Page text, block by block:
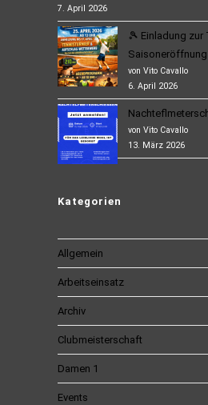
7. April 2026
🎾 Einladung zur
Saisoneröffnung
von Vito Cavallo
6. April 2026
von Vito Cavallo
13. März 2026
Kategorien
Allgemein
Arbeitseinsatz
Archiv
Clubmeisterschaft
Damen 1
Events